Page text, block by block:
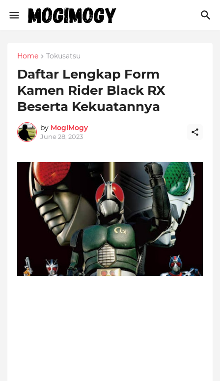
Home Tokusatsu
Daftar Lengkap Form
Kamen Rider Black RX
Beserta Kekuatannya
by MogiMogy
June 28, 2023